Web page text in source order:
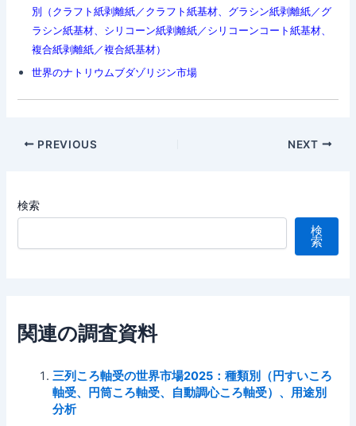
別（クラフト紙剥離紙／クラフト紙基材、グラシン紙剥離紙／グ
ラシン紙基材、シリコーン紙剥離紙／シリコーンコート紙基材、
複合紙剥離紙／複合紙基材）
世界のナトリウムブダゾリジン市場
Post
PREVIOUS NEXT
検索
検
索
関連の調査資料
三列ころ軸受の世界市場2025：種類別（円すいころ
軸受、円筒ころ軸受、自動調心ころ軸受）、用途別
分析